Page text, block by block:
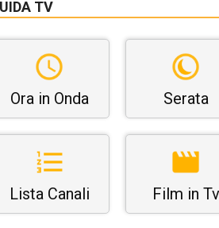
TV
Ora in Onda Serata
Lista Canali Film in Tv